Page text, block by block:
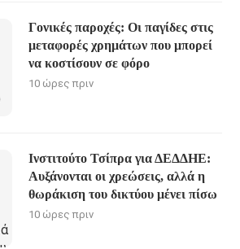
Γονικές παροχές: Οι παγίδες στις
μεταφορές χρημάτων που μπορεί
να κοστίσουν σε φόρο
10 ώρες πριν
Ινστιτούτο Τσίπρα για ΔΕΔΔΗΕ:
Αυξάνονται οι χρεώσεις, αλλά η
θωράκιση του δικτύου μένει πίσω
10 ώρες πριν